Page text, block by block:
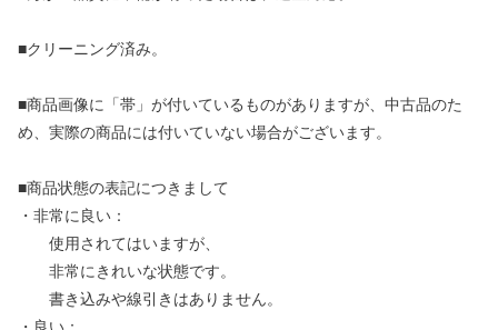
■クリーニング済み。
■商品画像に「帯」が付いているものがありますが、中古品のた
め、実際の商品には付いていない場合がございます。
■商品状態の表記につきまして
・非常に良い：
使用されてはいますが、
非常にきれいな状態です。
書き込みや線引きはありません。